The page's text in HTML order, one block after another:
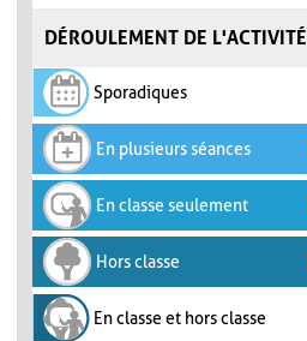
DÉROULEMENT DE L'ACTIVITÉ
Sporadiques
En plusieurs séances
En classe seulement
Hors classe
En classe et hors classe